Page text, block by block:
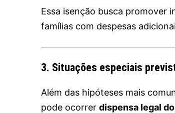
Essa isenção busca promover
famílias com despesas
3. Situações especiais
Além das hipóteses mais
pode ocorrer dispensa legal do